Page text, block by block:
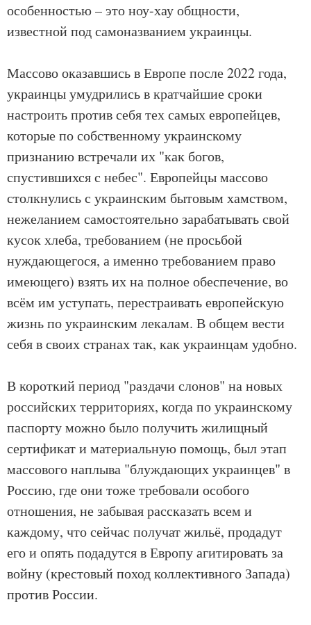
особенностью – это ноу-хау общности,
известной под самоназванием украинцы.
Массово оказавшись в Европе после 2022 года,
украинцы умудрились в кратчайшие сроки
настроить против себя тех самых европейцев,
которые по собственному украинскому
признанию встречали их "как богов,
спустившихся с небес". Европейцы массово
столкнулись с украинским бытовым хамством,
нежеланием самостоятельно зарабатывать свой
кусок хлеба, требованием (не просьбой
нуждающегося, а именно требованием право
имеющего) взять их на полное обеспечение, во
всём им уступать, перестраивать европейскую
жизнь по украинским лекалам. В общем вести
себя в своих странах так, как украинцам удобно.
В короткий период "раздачи слонов" на новых
российских территориях, когда по украинскому
паспорту можно было получить жилищный
сертификат и материальную помощь, был этап
массового наплыва "блуждающих украинцев" в
Россию, где они тоже требовали особого
отношения, не забывая рассказать всем и
каждому, что сейчас получат жильё, продадут
его и опять подадутся в Европу агитировать за
войну (крестовый поход коллективного Запада)
против России.